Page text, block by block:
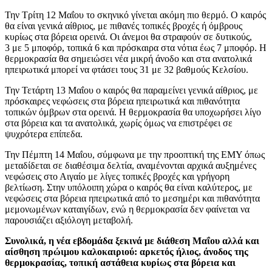
Την Τρίτη 12 Μαΐου το σκηνικό γίνεται ακόμη πιο θερμό. Ο καιρός
θα είναι γενικά αίθριος, με πιθανές τοπικές βροχές ή όμβρους
κυρίως στα βόρεια ορεινά. Οι άνεμοι θα στραφούν σε δυτικούς,
3 με 5 μποφόρ, τοπικά 6 και πρόσκαιρα στα νότια έως 7 μποφόρ. Η
θερμοκρασία θα σημειώσει νέα μικρή άνοδο και στα ανατολικά
ηπειρωτικά μπορεί να φτάσει τους 31 με 32 βαθμούς Κελσίου.
Την Τετάρτη 13 Μαΐου ο καιρός θα παραμείνει γενικά αίθριος, με
πρόσκαιρες νεφώσεις στα βόρεια ηπειρωτικά και πιθανότητα
τοπικών όμβρων στα ορεινά. Η θερμοκρασία θα υποχωρήσει λίγο
στα βόρεια και τα ανατολικά, χωρίς όμως να επιστρέφει σε
ψυχρότερα επίπεδα.
Την Πέμπτη 14 Μαΐου, σύμφωνα με την προοπτική της ΕΜΥ όπως
μεταδίδεται σε διαθέσιμα δελτία, αναμένονται αρχικά αυξημένες
νεφώσεις στο Αιγαίο με λίγες τοπικές βροχές και γρήγορη
βελτίωση. Στην υπόλοιπη χώρα ο καιρός θα είναι καλύτερος, με
νεφώσεις στα βόρεια ηπειρωτικά από το μεσημέρι και πιθανότητα
μεμονωμένων καταιγίδων, ενώ η θερμοκρασία δεν φαίνεται να
παρουσιάζει αξιόλογη μεταβολή.
Συνολικά, η νέα εβδομάδα ξεκινά με διάθεση Μαΐου αλλά και
αίσθηση πρώιμου καλοκαιριού: αρκετός ήλιος, άνοδος της
θερμοκρασίας, τοπική αστάθεια κυρίως στα βόρεια και